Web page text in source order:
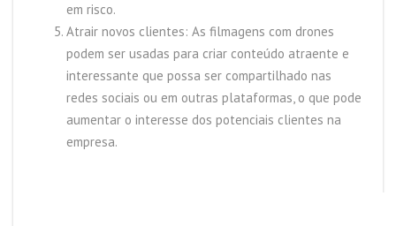
em risco.
Atrair novos clientes: As filmagens com drones
podem ser usadas para criar conteúdo atraente e
interessante que possa ser compartilhado nas
redes sociais ou em outras plataformas, o que pode
aumentar o interesse dos potenciais clientes na
empresa.